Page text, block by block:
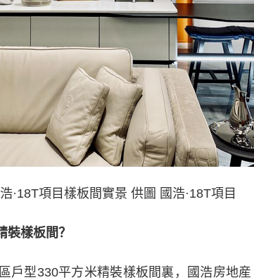
·18T項目樣板間實景 供圖 國浩·18T項目
樣板間？
型330平方米精裝樣板間裏，國浩房地産